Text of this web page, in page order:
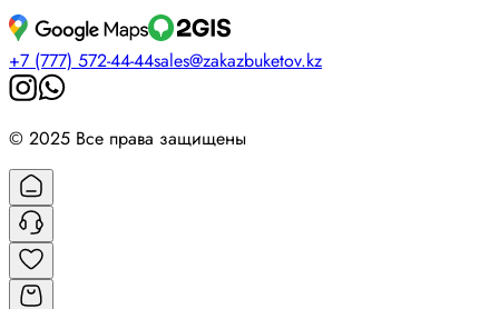
+7 (777) 572-44-44sales@zakazbuketov.kz
© 2025 Все права защищены